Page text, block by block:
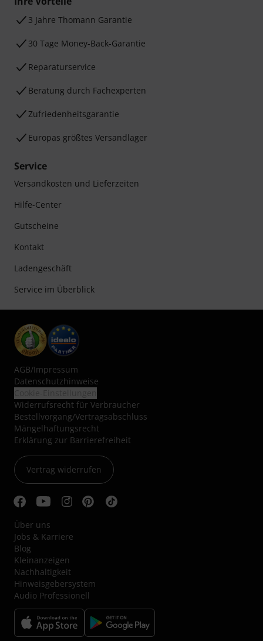
3 Jahre Thomann Garantie
30 Tage Money-Back-Garantie
Reparaturservice
Beratung durch Fachexperten
Zufriedenheitsgarantie
Europas größtes Versandlager
Service
Versandkosten und Lieferzeiten
Hilfe-Center
Gutscheine
Kontakt
Ladengeschäft
Service im Überblick
AGB/Impressum
Datenschutzhinweise
Widerrufsrecht für Verbraucher
Bestellvorgang/Vertragsabschluss
Mängelhaftungsrecht
Erklärung zur Barrierefreiheit
Vertrag widerrufen
Über uns
Jobs & Karriere
Blog
Kleinanzeigen
Nachhaltigkeit
Hinweisgebersystem
Audio Professionell